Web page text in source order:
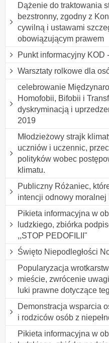
Dążenie do traktowania
bezstronny, zgodny z
cywilną i ustawami
obowiązującym prawem
Punkt informacyjny KOD
Warsztaty rolkowe dla
celebrowanie
Homofobii, Bifobii i
dyskryminacją i
2019
Młodzieżowy strajk
uczniów i uczennic,
polityków wobec
klimatu.
Publiczny Różaniec,
intencji odnowy
Pikieta informacyjna w
ludzkiego, zbiórka
,,STOP PEDOFILII"
Święto Niepodległości
Popularyzacja
mieście, zwrócenie
luki prawne dotyczące
Demonstracja wsparcia
i rodziców osób z
Pikieta informacyjna w